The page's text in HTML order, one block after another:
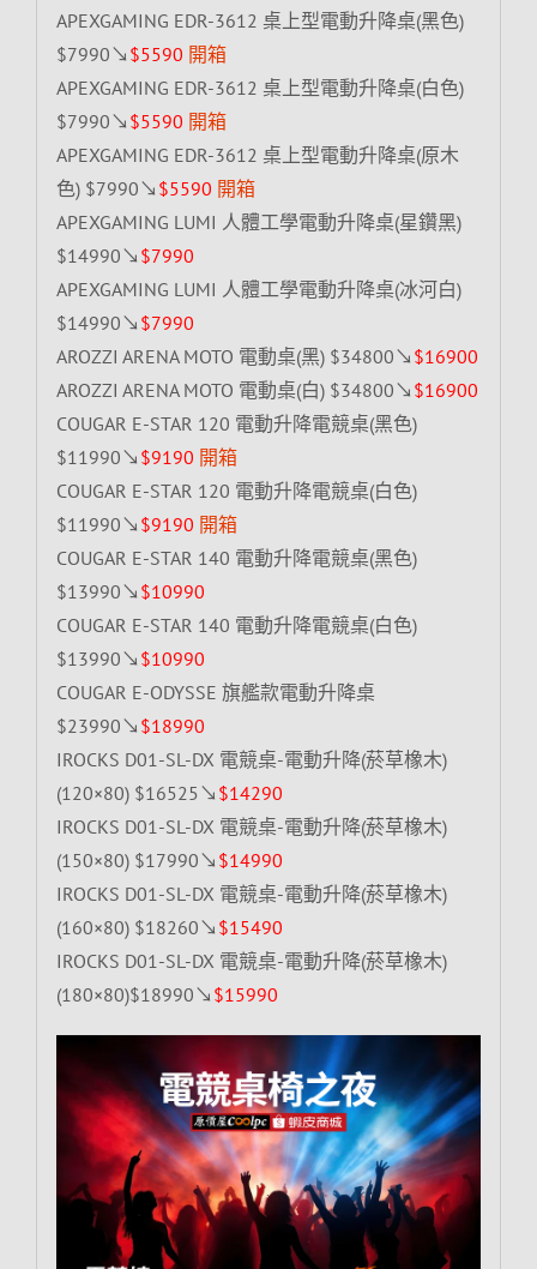
APEXGAMING EDR-3612 桌上型電動升降桌(黑色)
$7990↘ $5590 開箱
APEXGAMING EDR-3612 桌上型電動升降桌(白色)
$7990↘ $5590 開箱
APEXGAMING EDR-3612 桌上型電動升降桌(原木
色) $7990↘ $5590 開箱
APEXGAMING LUMI 人體工學電動升降桌(星鑽黑)
$14990↘ $7990
APEXGAMING LUMI 人體工學電動升降桌(冰河白)
$14990↘ $7990
AROZZI ARENA MOTO 電動桌(黑) $34800↘ $16900
AROZZI ARENA MOTO 電動桌(白) $34800↘ $16900
COUGAR E-STAR 120 電動升降電競桌(黑色)
$11990↘ $9190 開箱
COUGAR E-STAR 120 電動升降電競桌(白色)
$11990↘ $9190 開箱
COUGAR E-STAR 140 電動升降電競桌(黑色)
$13990↘ $10990
COUGAR E-STAR 140 電動升降電競桌(白色)
$13990↘ $10990
COUGAR E-ODYSSE 旗艦款電動升降桌
$23990↘ $18990
IROCKS D01-SL-DX 電競桌-電動升降(菸草橡木)
(120×80) $16525↘ $14290
IROCKS D01-SL-DX 電競桌-電動升降(菸草橡木)
(150×80) $17990↘ $14990
IROCKS D01-SL-DX 電競桌-電動升降(菸草橡木)
(160×80) $18260↘ $15490
IROCKS D01-SL-DX 電競桌-電動升降(菸草橡木)
(180×80)$18990↘ $15990